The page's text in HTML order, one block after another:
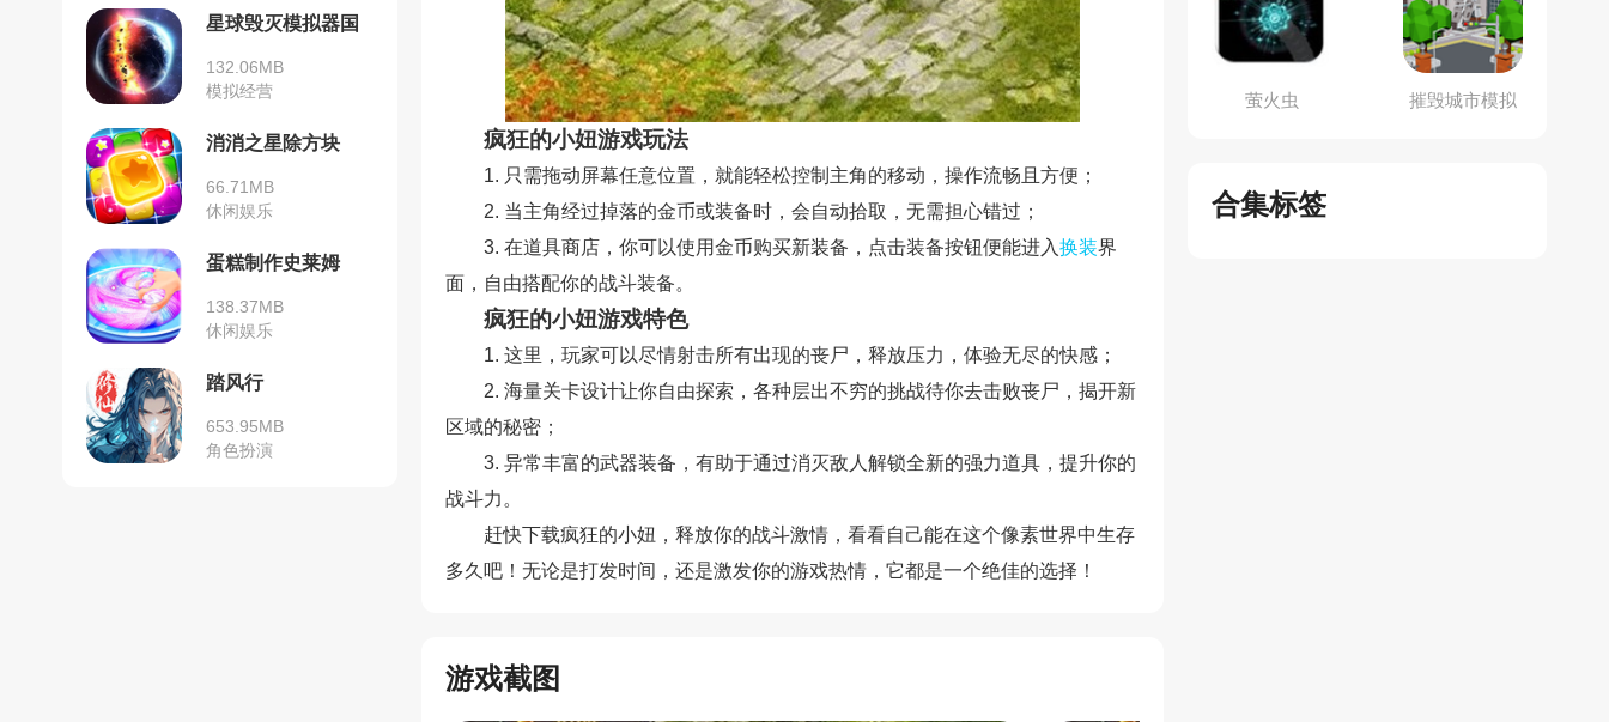
星球毁灭模拟器国
132.06MB
模拟经营
消消之星除方块
66.71MB
休闲娱乐
蛋糕制作史莱姆
138.37MB
休闲娱乐
踏风行
653.95MB
角色扮演
疯狂的小妞游戏玩法
1. 只需拖动屏幕任意位置，就能轻松控制主角的移动，操作流畅且方便；
2. 当主角经过掉落的金币或装备时，会自动拾取，无需担心错过；
3. 在道具商店，你可以使用金币购买新装备，点击装备按钮便能进入换装界
面，自由搭配你的战斗装备。
疯狂的小妞游戏特色
1. 这里，玩家可以尽情射击所有出现的丧尸，释放压力，体验无尽的快感；
2. 海量关卡设计让你自由探索，各种层出不穷的挑战待你去击败丧尸，揭开新
区域的秘密；
3. 异常丰富的武器装备，有助于通过消灭敌人解锁全新的强力道具，提升你的
战斗力。
赶快下载疯狂的小妞，释放你的战斗激情，看看自己能在这个像素世界中生存
多久吧！无论是打发时间，还是激发你的游戏热情，它都是一个绝佳的选择！
游戏截图
萤火虫
摧毁城市模拟
合集标签